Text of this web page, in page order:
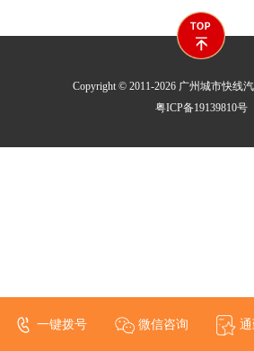
Copyright © 2011-2026 广州城市快线
粤ICP备19139810号
一键拨号 微信咨询